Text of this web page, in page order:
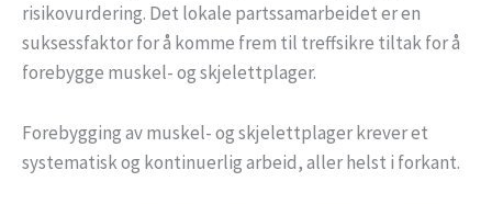
risikovurdering. Det lokale partssamarbeidet er en
suksessfaktor for å komme frem til treffsikre tiltak for å
forebygge muskel- og skjelettplager.
Forebygging av muskel- og skjelettplager krever et
systematisk og kontinuerlig arbeid, aller helst i forkant.